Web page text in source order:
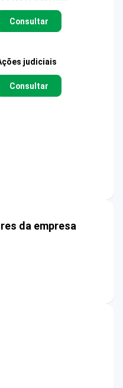
Consultar
judiciais
Consultar
da empresa